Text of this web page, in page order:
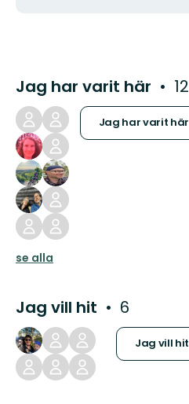
Jag har varit här 12
Jag har varit här
se alla
Jag vill hit 6
Jag vill hit